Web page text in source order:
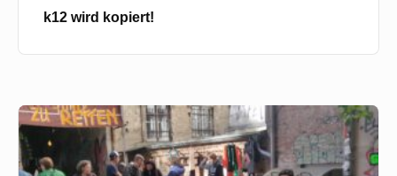
k12 wird kopiert!
Danke
an
alle